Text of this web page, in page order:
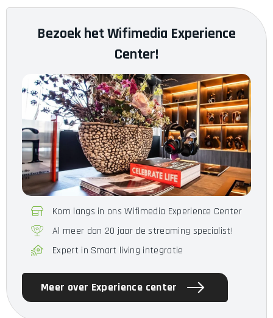
Bezoek het Wifimedia Experience
Center!
Kom langs in ons Wifimedia Experience Center
Al meer dan 20 jaar de streaming specialist!
Expert in Smart living integratie
Meer over Experience center